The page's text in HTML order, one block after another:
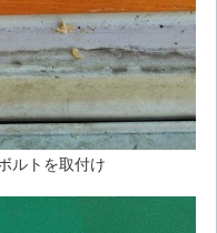
ルトを取付け